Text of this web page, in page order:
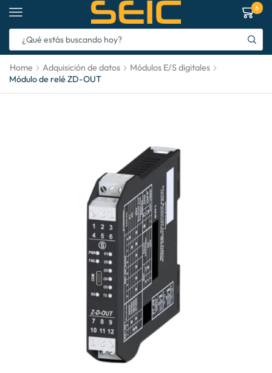
6
Home Adquisición de datos
Módulos E/S digitales
Módulo de relé ZD-OUT